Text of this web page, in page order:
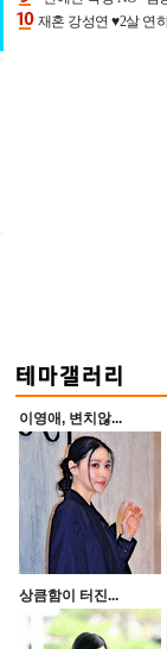
이영애, 변치않...
상큼함이 터진...